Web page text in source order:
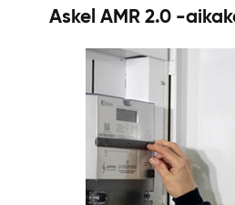
Askel AMR 2.0 -